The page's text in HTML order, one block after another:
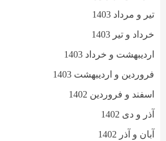
تیر و مرداد 1403
خرداد و تیر 1403
اردیبهشت و خرداد 1403
فروردین و اردیبهشت 1403
اسفند و فروردین 1402
آذر و دی 1402
آبان و آذر 1402